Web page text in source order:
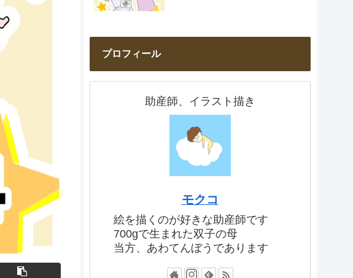
プロフィール
助産師、イラスト描き
モクコ
絵を描くのが好きな助産師です
700gで生まれた双子の母
当方、あわてんぼうであります